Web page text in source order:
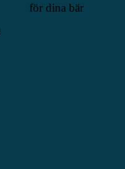
för dina bär